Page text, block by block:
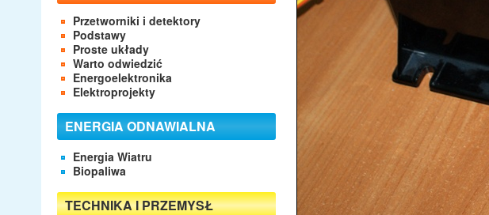
Przetworniki i detektory
Podstawy
Proste układy
Warto odwiedzić
Energoelektronika
Elektroprojekty
ENERGIA ODNAWIALNA
Energia Wiatru
Biopaliwa
TECHNIKA I PRZEMYSŁ